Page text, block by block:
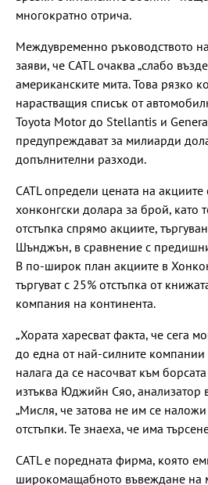
многократно отрича.
Междувременно ръководството
заяви, че CATL очаква „слабо
американските мита. Това рязко
нарастващия списък от
Toyota Motor до Stellantis и
предупреждават за милиарди
допълнителни разходи.
CATL определи цената на
хонконгски долара за брой, като
отстъпка спрямо акциите,
Шънджън, в сравнение с
В по-широк план акциите в
търгуват с 25% отстъпка от
компания на континента.
„Хората харесват факта, че сега
до една от най-силните компании
налага да се насочват към
изтъква Юджийн Сяо, анализатор
„Мисля, че затова не им се
отстъпки. Те знаеха, че има
CATL е поредната фирма, която
широкомащабното въвеждане на